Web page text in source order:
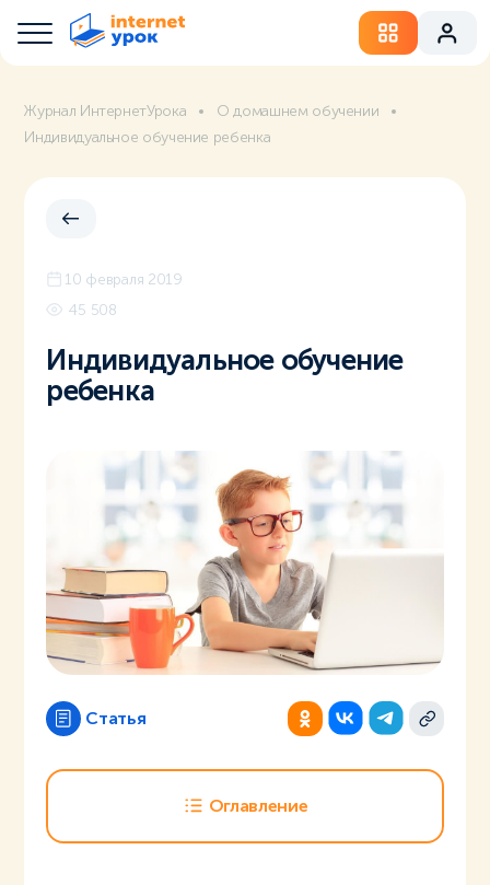
Журнал ИнтернетУрока
О домашнем обучении
Индивидуальное обучение ребенка
10 февраля 2019
45 508
Индивидуальное обучение
ребенка
Статья
Оглавление